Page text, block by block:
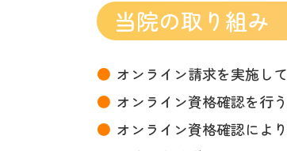
当院の取り組み
オンライン請求を実施して
オンライン資格確認を行
オンライン資格確認によ